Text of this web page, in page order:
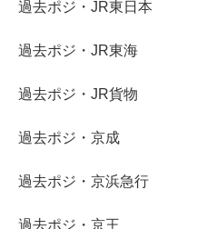
過去ポジ・JR東日本
過去ポジ・JR東海
過去ポジ・JR貨物
過去ポジ・京成
過去ポジ・京浜急行
過去ポジ・京王